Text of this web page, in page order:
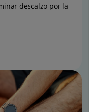
descalzo por la